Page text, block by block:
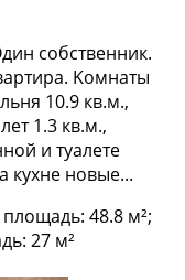
собcтвенник.
Koмнаты
10.9 кв.м.,
1.3 кв.м.,
и туалeте
куxне новыe...
48.8 м²;
27 м²